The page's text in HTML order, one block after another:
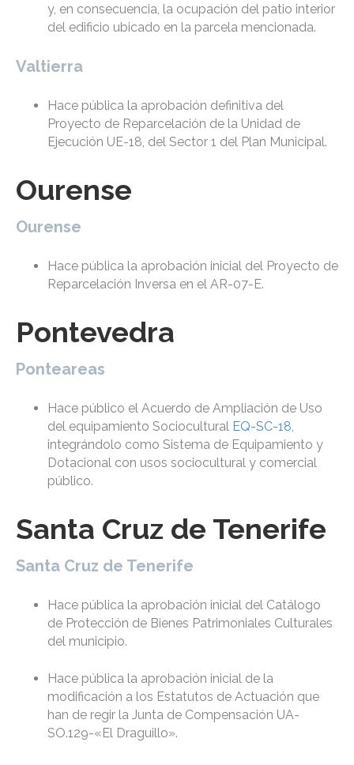
y, en consecuencia, la ocupación del patio interior
del edificio ubicado en la parcela mencionada.
Valtierra
Hace pública la aprobación definitiva del
Proyecto de Reparcelación de la Unidad de
Ejecución UE-18, del Sector 1 del Plan Municipal.
Ourense
Ourense
Hace pública la aprobación inicial del Proyecto de
Reparcelación Inversa en el AR-07-E.
Pontevedra
Ponteareas
Hace público el Acuerdo de Ampliación de Uso
del equipamiento Sociocultural EQ-SC-18,
integrándolo como Sistema de Equipamiento y
Dotacional con usos sociocultural y comercial
público.
Santa Cruz de Tenerife
Santa Cruz de Tenerife
Hace pública la aprobación inicial del Catálogo
de Protección de Bienes Patrimoniales Culturales
del municipio.
Hace pública la aprobación inicial de la
modificación a los Estatutos de Actuación que
han de regir la Junta de Compensación UA-
SO.129-«El Draguillo».